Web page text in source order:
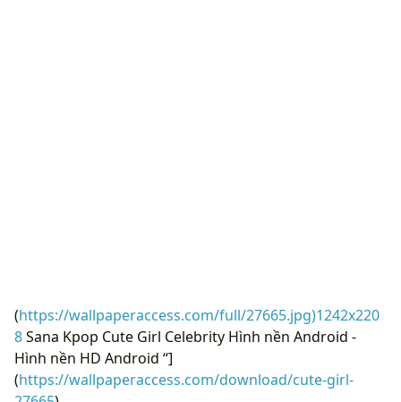
(https://wallpaperaccess.com/full/27665.jpg)1242x220
8Sana Kpop Cute Girl Celebrity Hình nền Android -
Hình nền HD Android “]
(https://wallpaperaccess.com/download/cute-girl-